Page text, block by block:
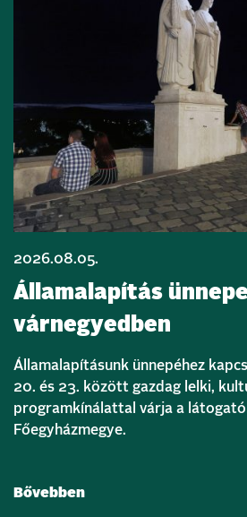
2026.08.05.
Államalapítás
várnegyedben
Államalapításunk ünnepéhez
20. és 23. között gazdag lelki,
programkínálattal várja a
Főegyházmegye.
Bővebben